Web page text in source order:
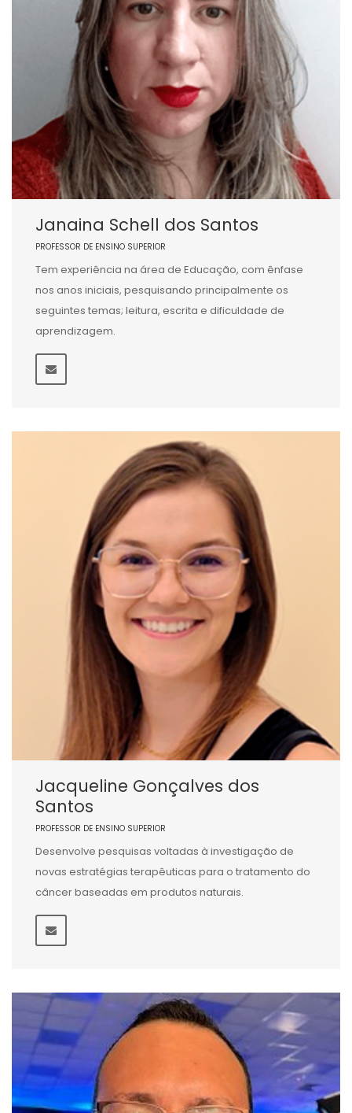
Janaina Schell dos Santos
PROFESSOR DE ENSINO SUPERIOR
Tem experiência na área de Educação, com ênfase
nos anos iniciais, pesquisando principalmente os
seguintes temas; leitura, escrita e dificuldade de
aprendizagem.
Jacqueline Gonçalves dos
Santos
PROFESSOR DE ENSINO SUPERIOR
Desenvolve pesquisas voltadas à investigação de
novas estratégias terapêuticas para o tratamento do
câncer baseadas em produtos naturais.